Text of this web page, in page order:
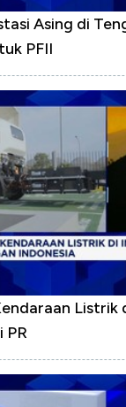
Asing di
PFII
Listrik
PR